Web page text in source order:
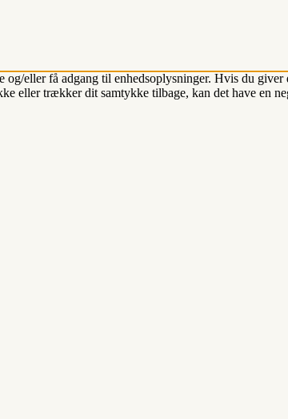
eller få adgang til enhedsoplysninger. Hvis du
eller trækker dit samtykke tilbage, kan det have en